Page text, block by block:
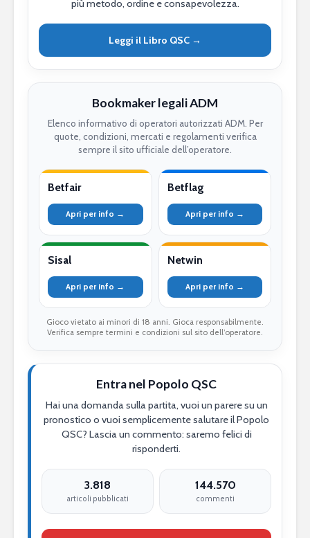
più metodo, ordine e consapevolezza.
Leggi il Libro QSC →
Bookmaker legali ADM
Elenco informativo di operatori autorizzati ADM. Per
quote, condizioni, mercati e regolamenti verifica
sempre il sito ufficiale dell’operatore.
Betfair
Apri per info →
Betflag
Apri per info →
Sisal
Apri per info →
Netwin
Apri per info →
Gioco vietato ai minori di 18 anni. Gioca responsabilmente.
Verifica sempre termini e condizioni sul sito dell’operatore.
Entra nel Popolo QSC
Hai una domanda sulla partita, vuoi un parere su un
pronostico o vuoi semplicemente salutare il Popolo
QSC? Lascia un commento: saremo felici di
risponderti.
3.818
articoli pubblicati
144.570
commenti